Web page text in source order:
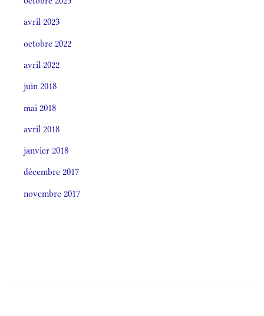
avril 2023
octobre 2022
avril 2022
juin 2018
mai 2018
avril 2018
janvier 2018
décembre 2017
novembre 2017